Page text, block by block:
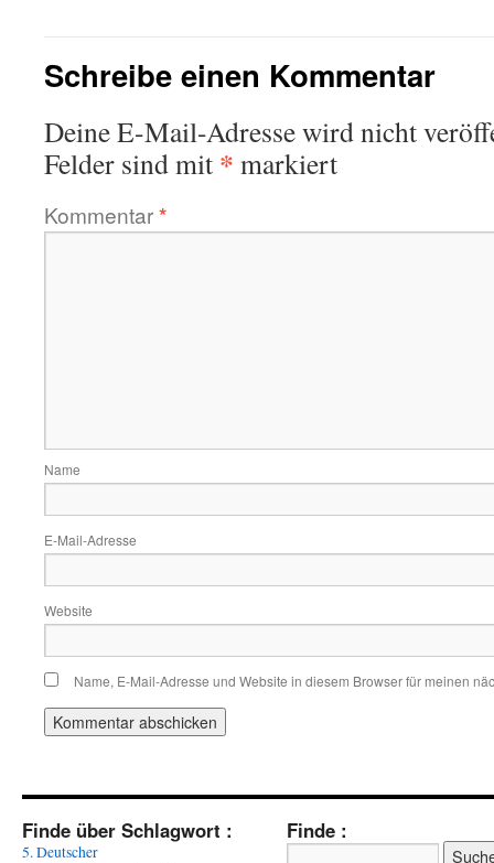
Schreibe einen Kommentar
Deine E-Mail-Adresse wird nicht
Felder sind mit * markiert
Kommentar*
Name
E-Mail-Adresse
Website
Name, E-Mail-Adresse und Website in diesem Browser für meinen
Finde über Schlagwort :
5. Deutscher
Finde :